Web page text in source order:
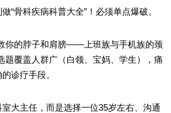
骨科疾病科普大全”！必须单点爆破。
的脖子和肩膀——上班族与手机族的颈
题覆盖人群广（白领、宝妈、学生），痛
诊疗手段。
主任，而是选择一位35岁左右、沟通